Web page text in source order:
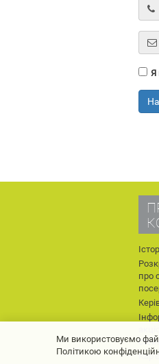
Я
про
Ми використовуємо
Політикою